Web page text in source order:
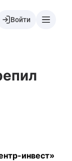
Войти
инвест»